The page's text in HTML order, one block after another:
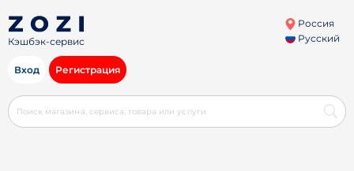
Кэшбэк-сервис
Россия
Русский
Вход Регистрация